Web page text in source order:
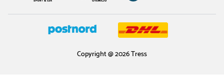
Copyright @ 2026 Tress